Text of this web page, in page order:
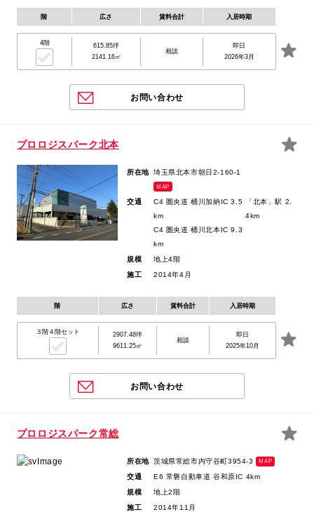
階 広さ 賃料合計 入居時期
4階
615.85坪
2141.16㎡
相談
即日
2026年3月
お問い合わせ
プロロジスパーク北本
所在地 埼玉県北本市朝日2-160-1
MAP
交通
C4 圏央道 桶川加納IC 3.5
km
C4 圏央道 桶川北本IC 9.3
km
「北本」駅 2.
4km
規模
地上4階
施工
2014年4月
階 広さ 賃料合計 入居時期
３階４階セット
2907.48坪
9611.25㎡
相談
即日
2025年10月
お問い合わせ
プロロジスパーク常総
所在地 茨城県常総市内守谷町3954-3 MAP
交通
E6 常磐自動車道 谷和原IC 4km
規模
地上2階
施工
2014年11月